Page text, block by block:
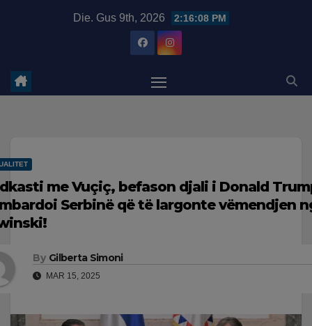
Die. Gus 9th, 2026 2:16:09 PM
me Vuçiç, befason djali i Donald
Serbinë që të largonte vëmendjen
By Gilberta Simoni
MAR 15, 2025